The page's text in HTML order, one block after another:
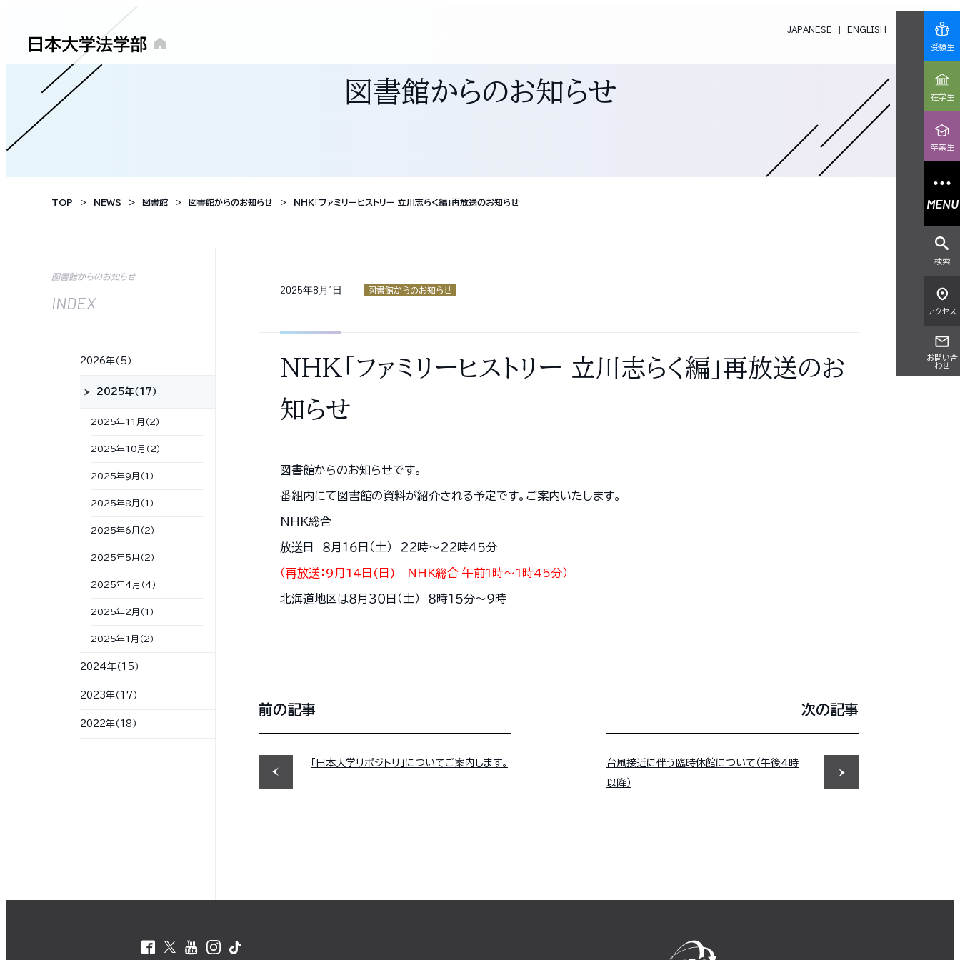
JAPANESE ENGLISH
受験生
在学生
卒業生
MENU
検索
アクセス
お問い合
わせ
図書館からのお知らせ
TOP NEWS 図書館 図書館からのお知らせ NHK「ファミリーヒストリー 立川志らく編」再放送のお知らせ
2025年8月1日 図書館からのお知らせ
NHK「ファミリーヒストリー 立川志らく編」再放送のお
知らせ
図書館からのお知らせです。
番組内にて図書館の資料が紹介される予定です。ご案内いたします。
NHK総合
放送日 ８月１６日（土） ２２時～２２時４５分
（再放送：9月14日(日) NHK総合 午前1時～1時45分）
北海道地区は８月３０日（土） ８時１５分～９時
前の記事
「日本大学リポジトリ」についてご案内します。
次の記事
台風接近に伴う臨時休館について（午後4時
以降）
図書館からのお知らせ
INDEX
2026年（5）
2025年（17）
2025年11月（2）
2025年10月（2）
2025年9月（1）
2025年8月（1）
2025年6月（2）
2025年5月（2）
2025年4月（4）
2025年2月（1）
2025年1月（2）
2024年（15）
2023年（17）
2022年（18）